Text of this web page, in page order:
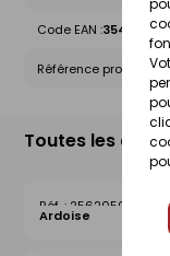
Code EAN :
Référence produit
Toutes les
25620504
Ardoise